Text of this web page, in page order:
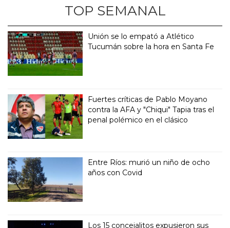
TOP SEMANAL
Unión se lo empató a Atlético
Tucumán sobre la hora en Santa Fe
Fuertes críticas de Pablo Moyano
contra la AFA y "Chiqui" Tapia tras el
penal polémico en el clásico
Entre Ríos: murió un niño de ocho
años con Covid
Los 15 concejalitos expusieron sus